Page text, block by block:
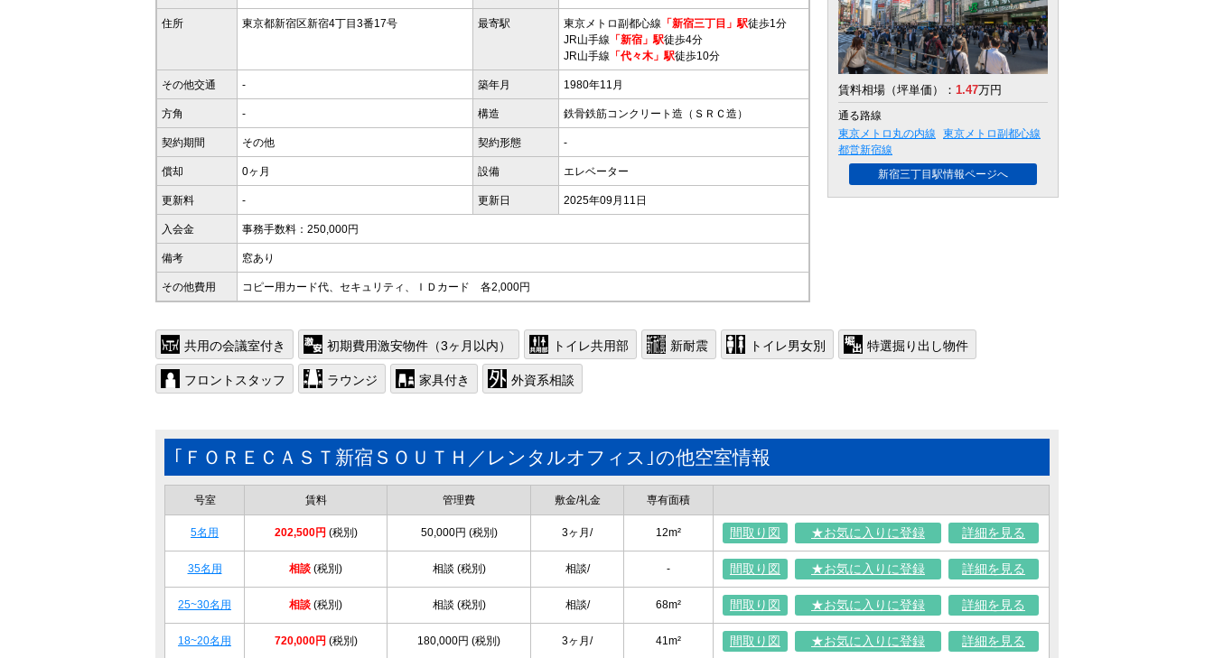
住所 東京都新宿区新宿4丁目3番17号 最寄駅 東京メトロ副都心線 「新宿三丁目」駅徒歩1分
JR山手線 「新宿」駅徒歩4分
JR山手線 「代々木」駅徒歩10分
その他交通 - 築年月 1980年11月
方角 - 構造 鉄骨鉄筋コンクリート造（ＳＲＣ造）
契約期間 その他 契約形態 -
償却 0ヶ月 設備 エレベーター
更新料 - 更新日 2025年09月11日
入会金 事務手数料：250,000円
備考 窓あり
その他費用 コピー用カード代、セキュリティ、ＩＤカード 各2,000円
賃料相場（坪単価）： 1.47万円
通る路線
東京メトロ丸の内線
東京メトロ副都心線
都営新宿線
新宿三丁目駅情報ページへ
共用の会議室付き 初期費用激安物件（3ヶ月以内） トイレ共用部 新耐震 トイレ男女別 特選掘り出し物件
フロントスタッフ ラウンジ 家具付き 外資系相談
｢ＦＯＲＥＣＡＳＴ新宿ＳＯＵＴＨ／レンタルオフィス｣の他空室情報
号室 賃料 管理費 敷金/礼金 専有面積
5名用 202,500円 (税別) 50,000円 (税別) 3ヶ月/ 12m² 間取り図 ★お気に入りに登録 詳細を見る
35名用 相談 (税別) 相談 (税別) 相談/ - 間取り図 ★お気に入りに登録 詳細を見る
25~30名用 相談 (税別) 相談 (税別) 相談/ 68m² 間取り図 ★お気に入りに登録 詳細を見る
18~20名用 720,000円 (税別) 180,000円 (税別) 3ヶ月/ 41m² 間取り図 ★お気に入りに登録 詳細を見る